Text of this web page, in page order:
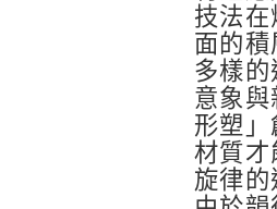
技法
面的
多樣
意象
形塑
材質才
旋律